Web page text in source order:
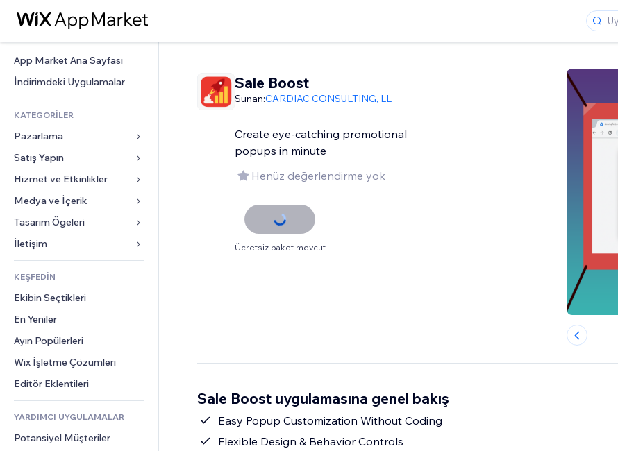
App Market Ana Sayfası
İndirimdeki Uygulamalar
KATEGORİLER
Pazarlama
Reklamlar
Mobil
Site Analizleri
Sosyal Ağ
Site Listeleri
E-posta
Satış Yapın
Mağazalar için uygulamalar
Gönderim ve Teslimat
Satış Düğmeleri
Muhasebe
Kuponlar ve Müşteri Sadakati
Depolama Çözümleri
Hizmet ve Etkinlikler
Oteller
Etkinlikler
Restoranlar
Emlak
Randevular
Medya ve İçerik
Galeri
Müzik
Podcast
Fotoğrafçılık
Video
PDF
Dosya Paylaşımı
Haberler
Tasarım Ögeleri
Haritalar ve Navigasyon
Gizlilik ve Güvenlik
Saat
Sayfa Şablonları
Görüntü Efektleri
Düğmeler ve Menüler
Afişler ve Rozetler
Hesap Makineleri
Arama
Hava Durumu
Grafik ve Tablolar
Formlar
Blog
Anketler
Sohbet
Yorumlar
Telefon
Topluluk
Değerlendirmeler ve Müşteri
KEŞFEDİN
Ekibin Seçtikleri
En Yeniler
Ayın Popülerleri
Wix İşletme Çözümleri
Editör Eklentileri
YARDIMCI UYGULAMALAR
Potansiyel Müşteriler
Sale Boost
Sunan:CARDIAC CONSULTING, LL
Create eye-catching promotional
popups in minute
Henüz değerlendirme yok
Ücretsiz paket mevcut
Sale Boost uygulamasına genel bakış
Easy Popup Customization Without Coding
Flexible Design & Behavior Controls